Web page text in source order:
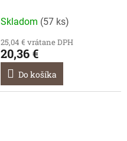
Skladom (57 ks)
25,04 € vrátane DPH
20,36 €
Do košíka